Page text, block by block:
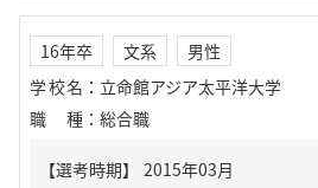
16年卒 文系
男性
学校名 ： 立命館アジア太平洋大学
職種 ： 総合職